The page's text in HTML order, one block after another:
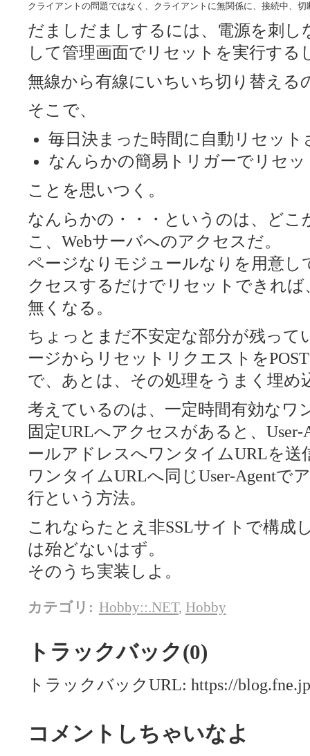
クライアントの問題ではなく、クライアントに無関係に、接続中、
だましだましするには、電源を刺し
して管理画面でリセットを実行する
無線から有線にいちいち切り替える
そこで、
毎日決まった時間に自動リセット
なんらかの簡易トリガーでリセ
ことを思いつく。
なんらかの・・・というのは、ど
こ、Webサーバへのアクセスだ。
ページなりモジュールなりを用意
クセスするだけでリセットできれ
無くなる。
ちょっとまだ不安定な部分が残って
ージからリセットリクエストを
で、あとは、その処理をうまく埋め
考えているのは、一定時間有効なワ
固定URLへアクセスがあると、
ールアドレスへワンタイムURLを送
ワンタイムURLへ同じUser-Agentで
行という方法。
これならたとえ非SSLサイトで構成
は殆どないはず。
そのうち実装しよ。
カテゴリ : Hobby::.NET, Hobby
トラックバック(0)
トラックバックURL: https://
コメントしちゃいなよ